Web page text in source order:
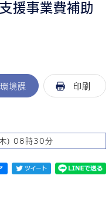
援事業費補助
境課 印刷
) 08時30分